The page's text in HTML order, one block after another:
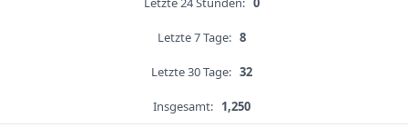
Letzte 7 Tage: 8
Letzte 30 Tage: 32
Insgesamt: 1,250